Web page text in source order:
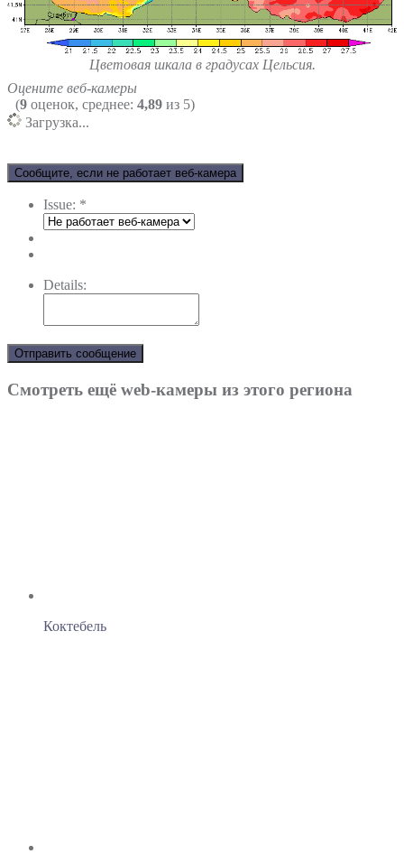
Цветовая шкала в градусах Цельсия.
Оцените веб-камеры
(9 оценок, среднее: 4,89 из 5)
Загрузка...
Сообщите, если не работает веб-камера
Issue: *
Details:
Отправить сообщение
Смотреть ещё web-камеры из этого региона
Коктебель